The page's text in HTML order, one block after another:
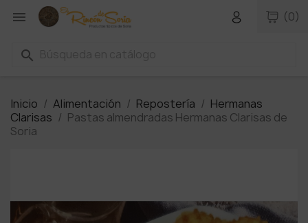
 (0)
search
Inicio Alimentación Repostería
Hermanas
Clarisas
Pastas almendradas Hermanas Clarisas de
Soria